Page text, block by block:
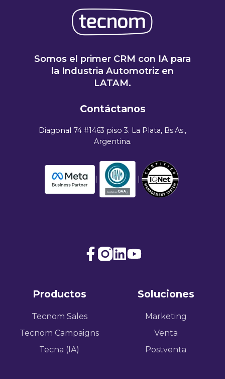
Somos el primer CRM con IA para
la Industria Automotriz en
LATAM.
Contáctanos
Diagonal 74 #1463 piso 3. La Plata, Bs.As.,
Argentina.
| |
JoinBrowse
projects
Productos
Tecnom Sales
Tecnom Campaigns
Tecna (IA)
Soluciones
Marketing
Venta
Postventa